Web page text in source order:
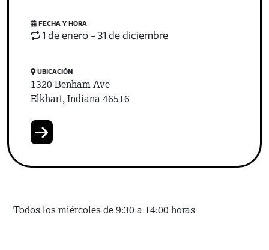
Todos los miércoles de 9:30 a 14:00 horas
FECHA Y HORA
1 de enero - 31 de diciembre
UBICACIÓN
1320 Benham Ave
Elkhart, Indiana 46516